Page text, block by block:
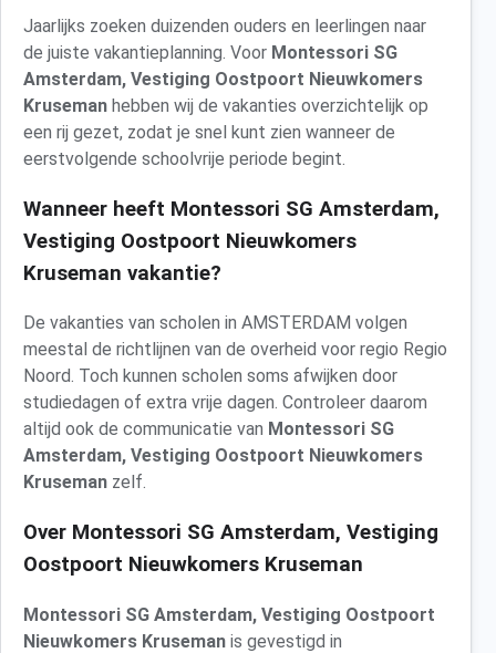
Jaarlijks zoeken duizenden ouders en leerlingen naar
de juiste vakantieplanning. Voor Montessori SG
Amsterdam, Vestiging Oostpoort Nieuwkomers
Kruseman hebben wij de vakanties overzichtelijk op
een rij gezet, zodat je snel kunt zien wanneer de
eerstvolgende schoolvrije periode begint.
Wanneer heeft Montessori SG Amsterdam,
Vestiging Oostpoort Nieuwkomers
Kruseman vakantie?
De vakanties van scholen in AMSTERDAM volgen
meestal de richtlijnen van de overheid voor regio Regio
Noord. Toch kunnen scholen soms afwijken door
studiedagen of extra vrije dagen. Controleer daarom
altijd ook de communicatie van Montessori SG
Amsterdam, Vestiging Oostpoort Nieuwkomers
Kruseman zelf.
Over Montessori SG Amsterdam, Vestiging
Oostpoort Nieuwkomers Kruseman
Montessori SG Amsterdam, Vestiging Oostpoort
Nieuwkomers Kruseman is gevestigd in